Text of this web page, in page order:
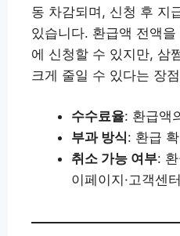
동 차감되며, 신청 후 지
있습니다. 환급액 전액
에 신청할 수 있지만, 삼
크게 줄일 수 있다는 장
수수료율: 환급액
부과 방식: 환급
취소 가능 여부:
이페이지·고객센